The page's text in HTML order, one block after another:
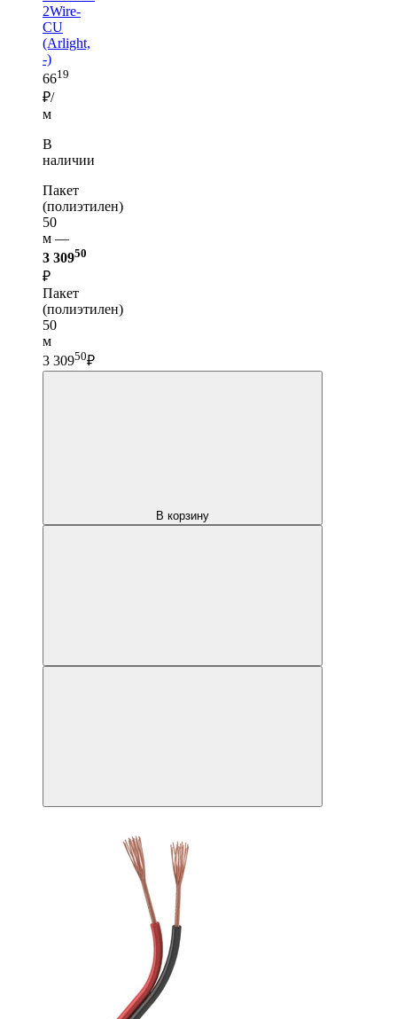
2Wire-
CU
(Arlight,
-)
6619
₽/
м
В
наличии
Пакет
(полиэтилен)
50
м —
3 30950
₽
Пакет
(полиэтилен)
50
м
3 30950₽
В корзину